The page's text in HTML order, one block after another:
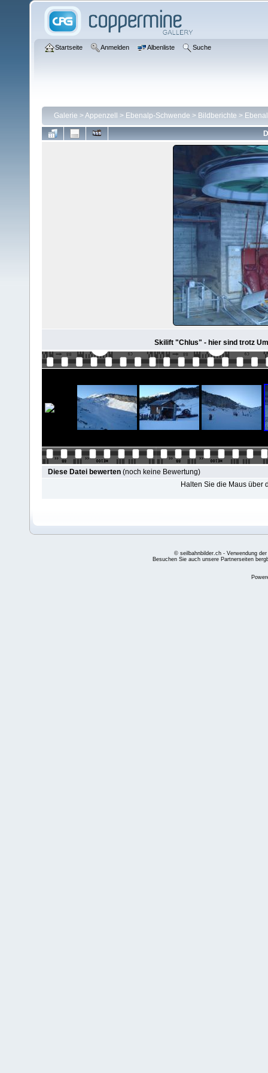
Startseite Anmelden Albenliste Suche
Galerie >Appenzell > Ebenalp-Schwende > Bildberichte >
Skilift "Chlus" - hier sind trotz
Diese Datei bewerten (noch keine Bewertung)
Halten Sie die Maus über
© seilbahnbilder.ch - Verwendung
Besuchen Sie auch unsere Partnerseiten